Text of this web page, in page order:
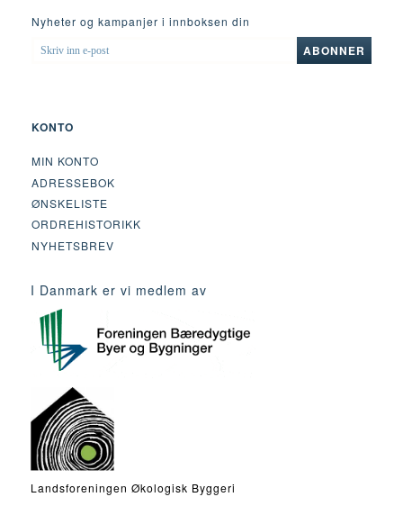
Nyheter og kampanjer i innboksen din
SKRIV
INN
ABONNER
KONTO
MIN KONTO
ADRESSEBOK
ØNSKELISTE
ORDREHISTORIKK
NYHETSBREV
I Danmark er vi medlem av
Landsforeningen Økologisk Byggeri